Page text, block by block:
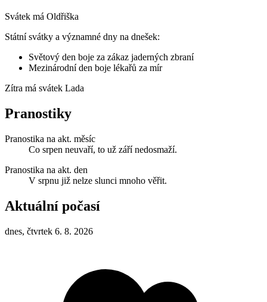
Svátek má Oldřiška
Státní svátky a významné dny na dnešek:
Světový den boje za zákaz jaderných zbraní
Mezinárodní den boje lékařů za mír
Zítra má svátek Lada
Pranostiky
Pranostika na akt. měsíc
Co srpen neuvaří, to už září nedosmaží.
Pranostika na akt. den
V srpnu již nelze slunci mnoho věřit.
Aktuální počasí
dnes, čtvrtek 6. 8. 2026